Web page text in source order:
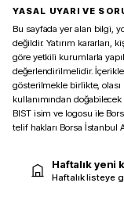
YASAL UYARI VE
Bu sayfada yer alan bilgi,
değildir. Yatırım
göre yetkili kurumlarla
değerlendirilmelidir.
gösterilmekle birlikte,
kullanımından
BIST isim ve logosu ile
telif hakları Borsa İstanbul
Haftalık yeni
Haftalık listeye